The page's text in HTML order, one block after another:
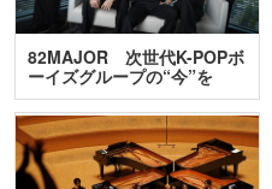
82MAJOR 次世代K-POPボ
ーイズグループの“今”を
訊…